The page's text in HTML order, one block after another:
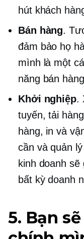
hút khách
Bán hàng.
đảm bảo họ
mình là một
năng bán
Khởi nghiệp.
tuyến, tải
hàng, in và
cần và quản
kinh doanh
bất kỳ doanh
5. Bạn